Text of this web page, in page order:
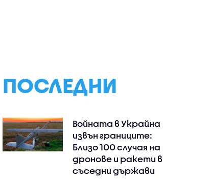
ПОСЛЕДНИ
Войната в Украйна
извън границите:
Близо 100 случая на
дронове и ракети в
съседни държави